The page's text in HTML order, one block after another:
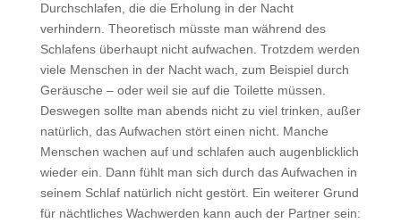
Durchschlafen, die die Erholung in der Nacht
verhindern. Theoretisch müsste man während des
Schlafens überhaupt nicht aufwachen. Trotzdem werden
viele Menschen in der Nacht wach, zum Beispiel durch
Geräusche – oder weil sie auf die Toilette müssen.
Deswegen sollte man abends nicht zu viel trinken, außer
natürlich, das Aufwachen stört einen nicht. Manche
Menschen wachen auf und schlafen auch augenblicklich
wieder ein. Dann fühlt man sich durch das Aufwachen in
seinem Schlaf natürlich nicht gestört. Ein weiterer Grund
für nächtliches Wachwerden kann auch der Partner sein: